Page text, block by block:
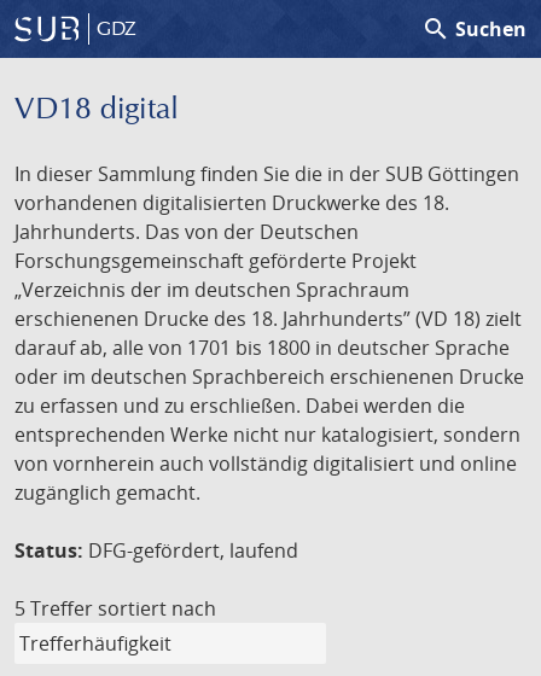
GDZ search Suchen
VD18 digital
In dieser Sammlung finden Sie die in der SUB Göttingen
vorhandenen digitalisierten Druckwerke des 18.
Jahrhunderts. Das von der Deutschen
Forschungsgemeinschaft geförderte Projekt
„Verzeichnis der im deutschen Sprachraum
erschienenen Drucke des 18. Jahrhunderts” (VD 18) zielt
darauf ab, alle von 1701 bis 1800 in deutscher Sprache
oder im deutschen Sprachbereich erschienenen Drucke
zu erfassen und zu erschließen. Dabei werden die
entsprechenden Werke nicht nur katalogisiert, sondern
von vornherein auch vollständig digitalisiert und online
zugänglich gemacht.
Status: DFG-gefördert, laufend
5 Treffer sortiert nach